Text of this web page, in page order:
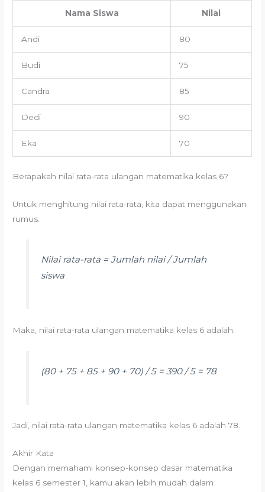
Nama Siswa Nilai
Andi 80
Budi 75
Candra 85
Dedi 90
Eka 70
Berapakah nilai rata-rata ulangan matematika kelas 6?
Untuk menghitung nilai rata-rata, kita dapat menggunakan
rumus:
Nilai rata-rata = Jumlah nilai / Jumlah
siswa
Maka, nilai rata-rata ulangan matematika kelas 6 adalah:
(80 + 75 + 85 + 90 + 70) / 5 = 390 / 5 = 78
Jadi, nilai rata-rata ulangan matematika kelas 6 adalah 78.
Akhir Kata
Dengan memahami konsep-konsep dasar matematika
kelas 6 semester 1, kamu akan lebih mudah dalam